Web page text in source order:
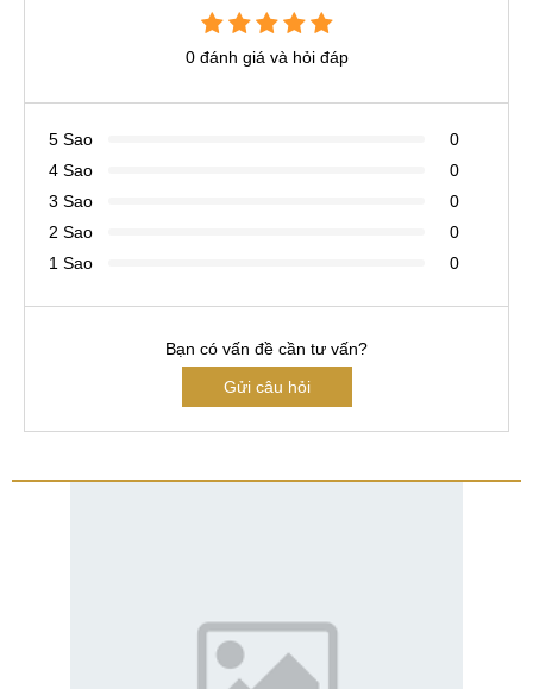
0 đánh giá và hỏi đáp
5 Sao
0
4 Sao
0
3 Sao
0
2 Sao
0
1 Sao
0
Bạn có vấn đề cần tư vấn?
Gửi câu hỏi